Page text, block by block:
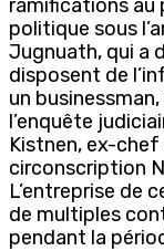
ramifications au
politique sous
Jugnuath, qui a
disposent de
un
l’enquête
Kistnen, ex-chef
circonscription
L’entreprise de
de multiples
pendant la